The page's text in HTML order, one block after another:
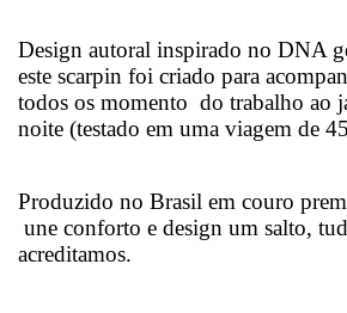
Design autoral inspirado no DNA
este scarpin foi criado para
todos os momento do trabalho ao
noite (testado em uma viagem de
Produzido no Brasil em couro
une conforto e design um salto,
acreditamos.